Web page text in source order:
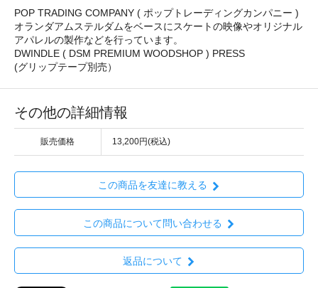
POP TRADING COMPANY ( ポップトレーディングカンパニー )
オランダアムステルダムをベースにスケートの映像やオリジナル
アパレルの製作などを行っています。
DWINDLE ( DSM PREMIUM WOODSHOP ) PRESS
(グリップテープ別売）
その他の詳細情報
販売価格 13,200円(税込)
この商品を友達に教える
この商品について問い合わせる
返品について